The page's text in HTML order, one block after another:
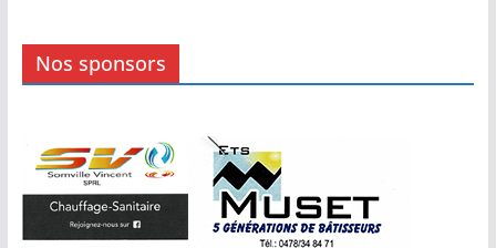
Nos sponsors